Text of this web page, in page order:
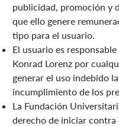
publicidad, promoción y
que ello genere
tipo para el usuario.
El usuario es
Konrad Lorenz por
generar el uso indebido
incumplimiento de los
La Fundación
derecho de iniciar contra